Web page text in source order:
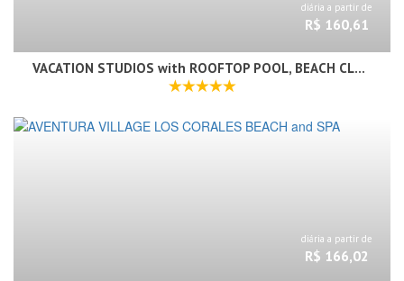
diária a partir de
R$ 160,61
VACATION STUDIOS with ROOFTOP POOL, BEACH CLUB, RESTAURANTS - Playa Los Corales
diária a partir de
R$ 166,02